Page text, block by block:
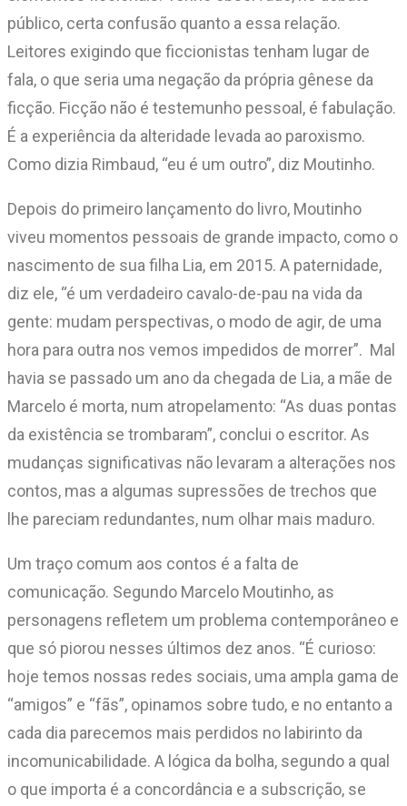
público, certa confusão quanto a essa relação.
Leitores exigindo que ficcionistas tenham lugar de
fala, o que seria uma negação da própria gênese da
ficção. Ficção não é testemunho pessoal, é fabulação.
É a experiência da alteridade levada ao paroxismo.
Como dizia Rimbaud, “eu é um outro”, diz Moutinho.
Depois do primeiro lançamento do livro, Moutinho
viveu momentos pessoais de grande impacto, como o
nascimento de sua filha Lia, em 2015. A paternidade,
diz ele, “é um verdadeiro cavalo-de-pau na vida da
gente: mudam perspectivas, o modo de agir, de uma
hora para outra nos vemos impedidos de morrer”. Mal
havia se passado um ano da chegada de Lia, a mãe de
Marcelo é morta, num atropelamento: “As duas pontas
da existência se trombaram”, conclui o escritor. As
mudanças significativas não levaram a alterações nos
contos, mas a algumas supressões de trechos que
lhe pareciam redundantes, num olhar mais maduro.
Um traço comum aos contos é a falta de
comunicação. Segundo Marcelo Moutinho, as
personagens refletem um problema contemporâneo e
que só piorou nesses últimos dez anos. “É curioso:
hoje temos nossas redes sociais, uma ampla gama de
“amigos” e “fãs”, opinamos sobre tudo, e no entanto a
cada dia parecemos mais perdidos no labirinto da
incomunicabilidade. A lógica da bolha, segundo a qual
o que importa é a concordância e a subscrição, se